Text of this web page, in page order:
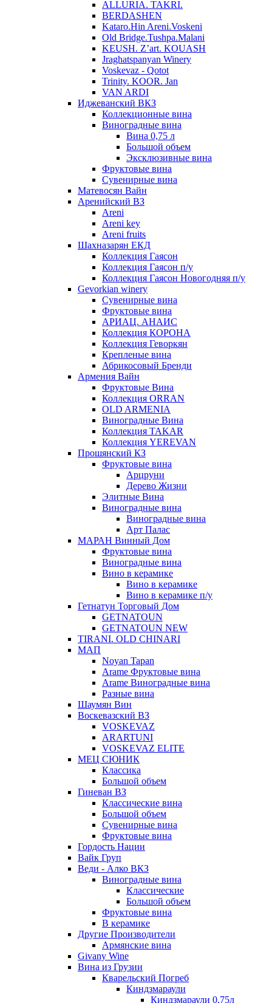
ALLURIA. TAKRI.
BERDASHEN
Kataro.Hin Areni.Voskeni
Old Bridge.Tushpa.Malani
KEUSH. Z’art. KOUASH
Jraghatspanyan Winery
Voskevaz - Qotot
Trinity. KOOR. Jan
VAN ARDI
Иджеванский ВКЗ
Коллекционные вина
Виноградные вина
Вина 0,75 л
Большой объем
Эксклюзивные вина
Фруктовые вина
Cувенирные вина
Матевосян Вайн
Аренийский ВЗ
Areni
Areni key
Areni fruits
Шахназарян ЕКД
Коллекция Гаясон
Коллекция Гаясон п/у
Коллекция Гаясон Новогодняя п/у
Gevorkian winery
Сувенирные вина
Фруктовые вина
АРИАЦ. АНАИС
Коллекция КОРОНА
Коллекция Геворкян
Крепленые вина
Абрикосовый Бренди
Армения Вайн
Фруктовые Вина
Коллекция ORRAN
OLD ARMENIA
Виноградные Вина
Коллекция TAKAR
Коллекция YEREVAN
Прошянский КЗ
Фруктовые вина
Арцруни
Дерево Жизни
Элитные Вина
Виноградные вина
Виноградные вина
Арт Палас
МАРАН Винный Дом
Фруктовые вина
Виноградные вина
Вино в керамике
Вино в керамике
Вино в керамике п/у
Гетнатун Торговый Дом
GETNATOUN
GETNATOUN NEW
TIRANI. OLD CHINARI
МАП
Noyan Tapan
Arame Фруктовые вина
Arame Виноградные вина
Разные вина
Шаумян Вин
Воскевазский ВЗ
VOSKEVAZ
ARARTUNI
VOSKEVAZ ELITE
МЕЦ СЮНИК
Классика
Большой объем
Гиневан ВЗ
Классические вина
Большой объем
Сувенирные вина
Фруктовые вина
Гордость Нации
Вайк Груп
Веди - Алко ВКЗ
Виноградные вина
Классические
Большой объем
Фруктовые вина
В керамике
Другие Производители
Армянские вина
Givany Wine
Вина из Грузии
Кварельский Погреб
Киндзмараули
Киндзмараули 0,75л